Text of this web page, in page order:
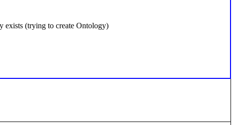
exists (trying to create Ontology)